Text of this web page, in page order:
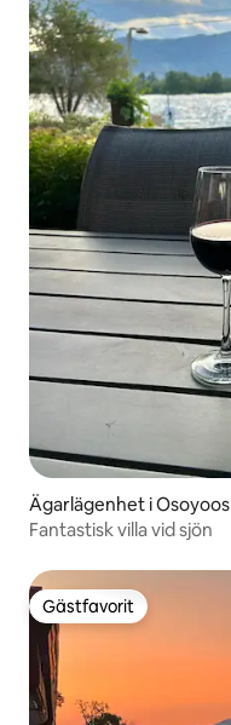
Ägarlägenhet i Osoyoos
Fantastisk villa vid sjön
Gästfavorit
Gästfavorit